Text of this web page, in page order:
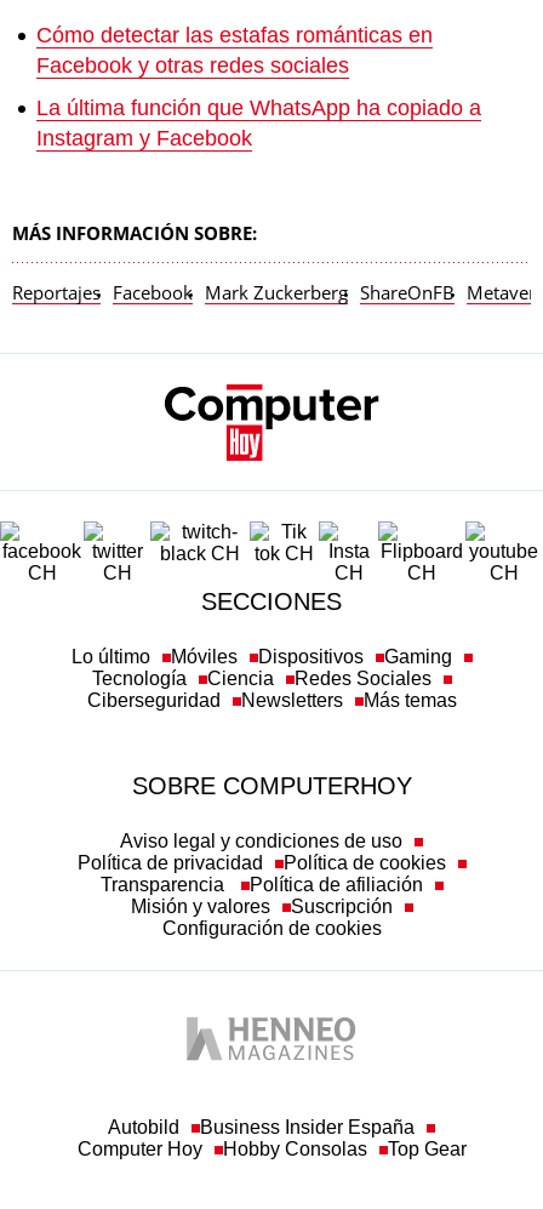
Cómo detectar las estafas románticas en
Facebook y otras redes sociales
La última función que WhatsApp ha copiado a
Instagram y Facebook
MÁS INFORMACIÓN SOBRE:
Reportajes Facebook Mark Zuckerberg ShareOnFB
SECCIONES
Lo último Móviles Dispositivos
Gaming
Tecnología
Ciencia
Redes Sociales
Ciberseguridad
Newsletters Más temas
SOBRE COMPUTERHOY
Aviso legal y condiciones de uso
Política de privacidad
Política de cookies
Transparencia
Política de afiliación
Misión y valores
Suscripción
Configuración de cookies
Autobild
Business Insider España
Computer Hoy
Hobby Consolas Top Gear